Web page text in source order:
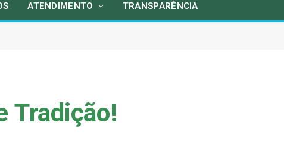
ATENDIMENTO TRANSPARÊNCIA
Tradição!